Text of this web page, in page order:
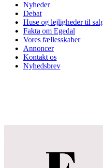
Nyheder
Debat
Huse og lejligheder til
Fakta om Egedal
Vores fællesskaber
Annoncer
Kontakt os
Nyhedsbrev